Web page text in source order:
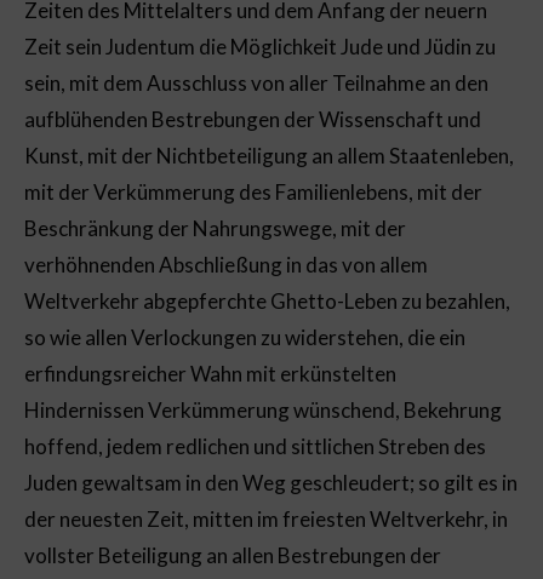
Zeiten des Mittelalters und dem Anfang der neuern
Zeit sein Judentum die Möglichkeit Jude und Jüdin zu
sein, mit dem Ausschluss von aller Teilnahme an den
aufblühenden Bestrebungen der Wissenschaft und
Kunst, mit der Nichtbeteiligung an allem Staatenleben,
mit der Verkümmerung des Familienlebens, mit der
Beschränkung der Nahrungswege, mit der
verhöhnenden Abschließung in das von allem
Weltverkehr abgepferchte Ghetto-Leben zu bezahlen,
so wie allen Verlockungen zu widerstehen, die ein
erfindungsreicher Wahn mit erkünstelten
Hindernissen Verkümmerung wünschend, Bekehrung
hoffend, jedem redlichen und sittlichen Streben des
Juden gewaltsam in den Weg geschleudert; so gilt es in
der neuesten Zeit, mitten im freiesten Weltverkehr, in
vollster Beteiligung an allen Bestrebungen der